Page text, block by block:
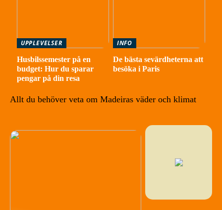
UPPLEVELSER
Husbilssemester på en
budget: Hur du sparar
pengar på din resa
INFO
De bästa sevärdheterna att
besöka i Paris
Allt du behöver veta om Madeiras väder och klimat